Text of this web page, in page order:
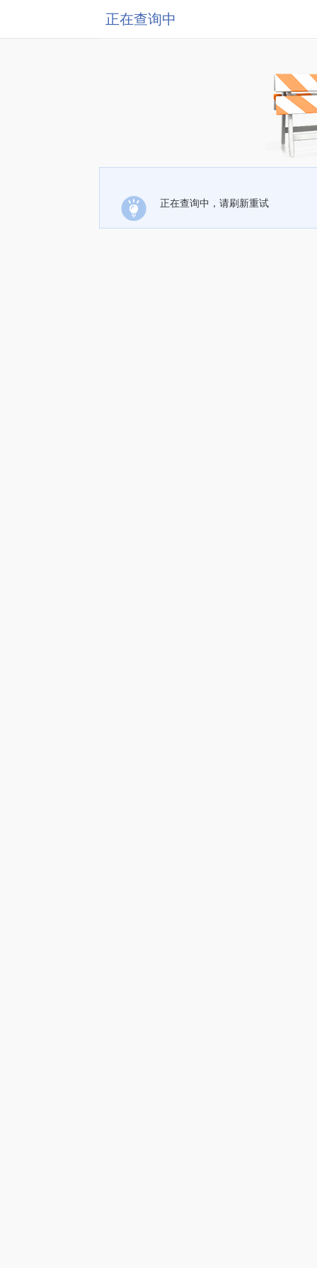
正在查询中
正在查询中，请刷新重试